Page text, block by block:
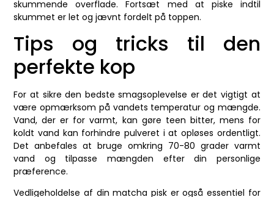
skummende overflade. Fortsæt med at piske indtil
skummet er let og jævnt fordelt på toppen.
Tips og tricks til den
perfekte kop
For at sikre den bedste smagsoplevelse er det vigtigt at
være opmærksom på vandets temperatur og mængde.
Vand, der er for varmt, kan gøre teen bitter, mens for
koldt vand kan forhindre pulveret i at opløses ordentligt.
Det anbefales at bruge omkring 70-80 grader varmt
vand og tilpasse mængden efter din personlige
præference.
Vedligeholdelse af din matcha pisk er også essentiel for